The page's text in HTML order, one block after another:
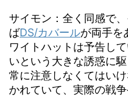
サイモン：全く同感で
ばDS/カバールが両手を
ワイトハットは予告し
いという大きな誘惑に
常に注意しなくてはい
かれていて、実際の戦